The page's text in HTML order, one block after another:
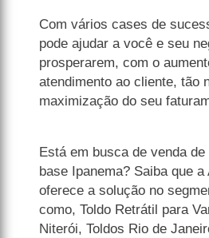
Com vários cases de
pode ajudar a você e seu
prosperarem, com o
atendimento ao cliente, tão
maximização do seu
Está em busca de venda
base Ipanema? Saiba que a
oferece a solução no
como, Toldo Retrátil para
Niterói, Toldos Rio de